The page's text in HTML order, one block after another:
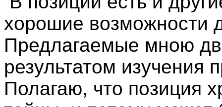
хорошие возможности
Предлагаемые мною
результатом
Полагаю, что позиция